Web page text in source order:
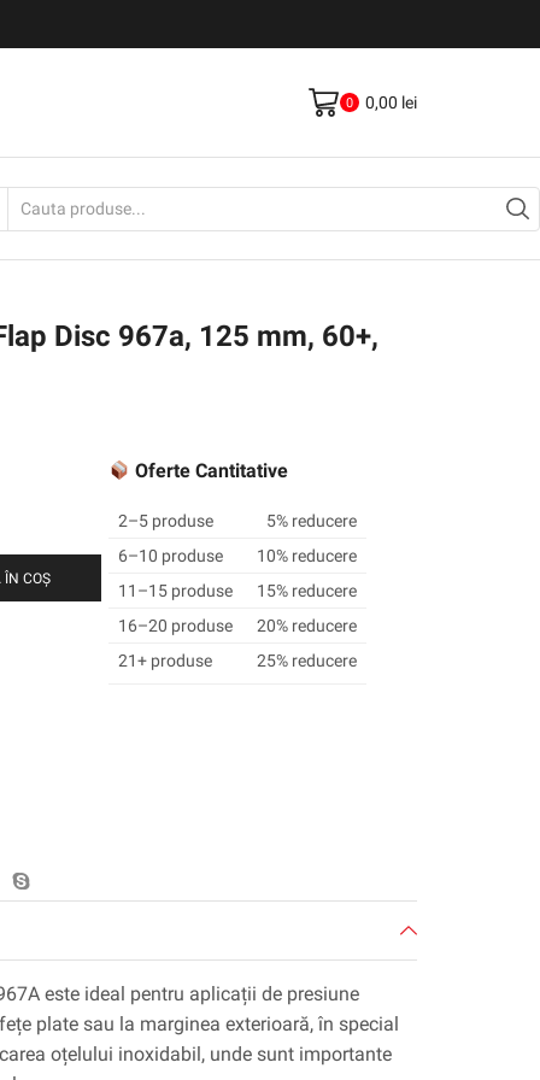
0 0,00 lei
Disc 967a, 125 mm, 60+,
ÎN COȘ
Oferte Cantitative
2–5 produse
5% reducere
6–10 produse
10% reducere
11–15 produse
15% reducere
16–20 produse
20% reducere
21+ produse
25% reducere
este ideal pentru aplicații de presiune
plate sau la marginea exterioară, în special
oțelului inoxidabil, unde sunt importante